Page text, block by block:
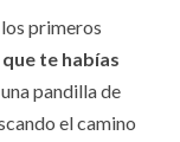
primeros
te habías
pandilla de
el camino